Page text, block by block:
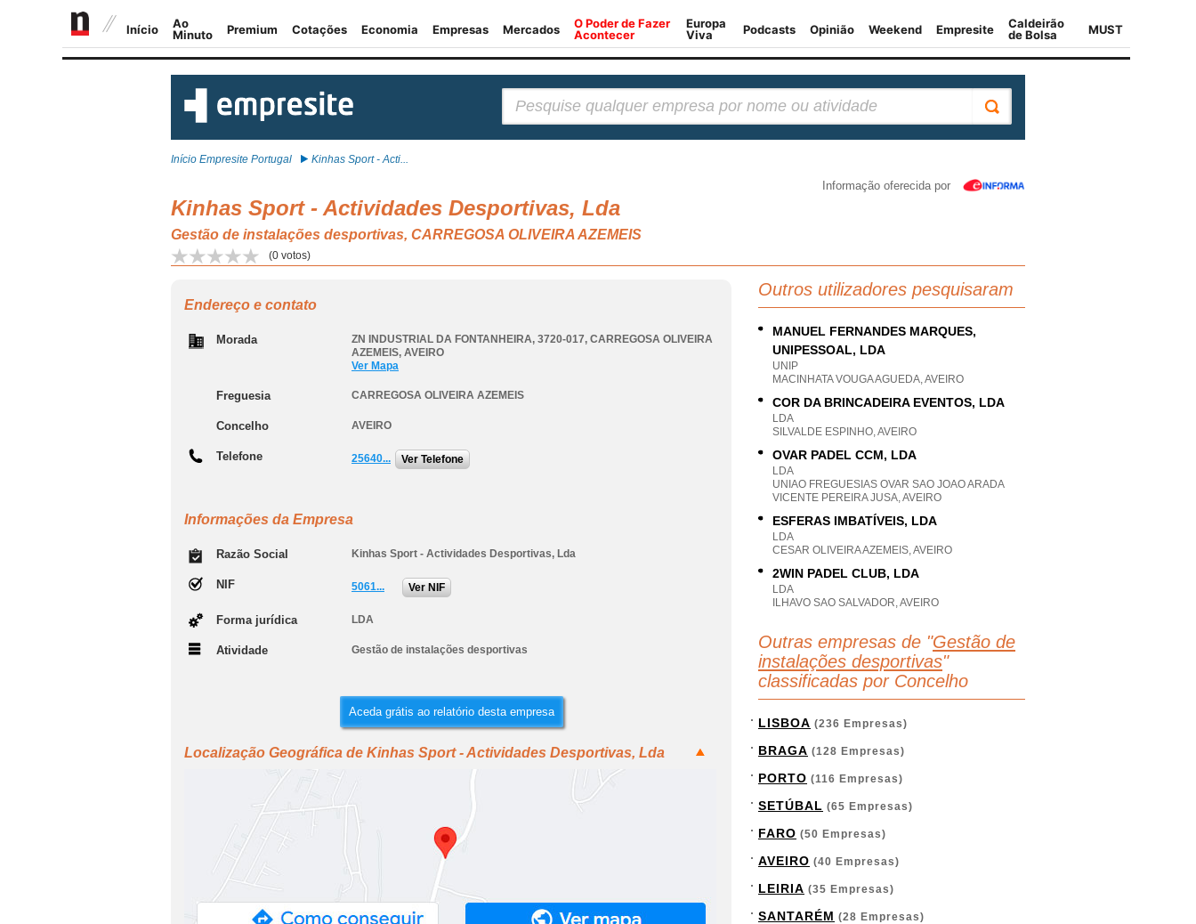
Início Empresite Portugal Kinhas Sport - Acti...
Informação oferecida por
Kinhas Sport - Actividades Desportivas, Lda
Gestão de instalações desportivas, CARREGOSA OLIVEIRA AZEMEIS
(0 votos)
Endereço e contato
Morada ZN INDUSTRIAL DA FONTANHEIRA, 3720-017, CARREGOSA OLIVEIRA
AZEMEIS, AVEIRO
Ver Mapa
Freguesia CARREGOSA OLIVEIRA AZEMEIS
Concelho AVEIRO
Telefone 25640... Ver Telefone
Informações da Empresa
Razão Social Kinhas Sport - Actividades Desportivas, Lda
NIF 5061... Ver NIF
Forma jurídica LDA
Atividade Gestão de instalações desportivas
Aceda grátis ao relatório desta empresa
Localização Geográfica de Kinhas Sport - Actividades Desportivas, Lda
Outros utilizadores pesquisaram
MANUEL FERNANDES MARQUES,
UNIPESSOAL, LDA
UNIP
MACINHATA VOUGA AGUEDA, AVEIRO
COR DA BRINCADEIRA EVENTOS, LDA
LDA
SILVALDE ESPINHO, AVEIRO
OVAR PADEL CCM, LDA
LDA
UNIAO FREGUESIAS OVAR SAO JOAO ARADA
VICENTE PEREIRA JUSA, AVEIRO
ESFERAS IMBATÍVEIS, LDA
LDA
CESAR OLIVEIRA AZEMEIS, AVEIRO
2WIN PADEL CLUB, LDA
LDA
ILHAVO SAO SALVADOR, AVEIRO
Outras empresas de "Gestão de
instalações desportivas"
classificadas por Concelho
LISBOA (236 Empresas)
BRAGA (128 Empresas)
PORTO (116 Empresas)
SETÚBAL (65 Empresas)
FARO (50 Empresas)
AVEIRO (40 Empresas)
LEIRIA (35 Empresas)
SANTARÉM (28 Empresas)